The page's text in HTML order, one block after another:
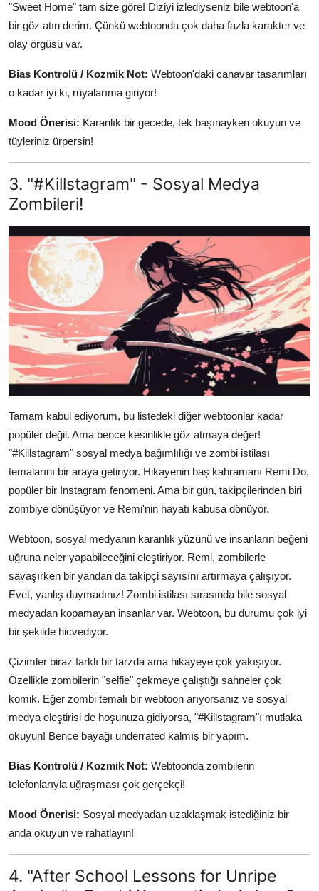
"Sweet Home" tam size göre! Diziyi izlediyseniz bile webtoon'a
bir göz atın derim. Çünkü webtoonda çok daha fazla karakter ve
olay örgüsü var.
Bias Kontrolü / Kozmik Not: Webtoon'daki canavar tasarımları
o kadar iyi ki, rüyalarıma giriyor!
Mood Önerisi: Karanlık bir gecede, tek başınayken okuyun ve
tüyleriniz ürpersin!
3. "#Killstagram" - Sosyal Medya
Zombileri!
Tamam kabul ediyorum, bu listedeki diğer webtoonlar kadar
popüler değil. Ama bence kesinlikle göz atmaya değer!
"#Killstagram" sosyal medya bağımlılığı ve zombi istilası
temalarını bir araya getiriyor. Hikayenin baş kahramanı Remi Do,
popüler bir Instagram fenomeni. Ama bir gün, takipçilerinden biri
zombiye dönüşüyor ve Remi'nin hayatı kabusa dönüyor.
Webtoon, sosyal medyanın karanlık yüzünü ve insanların beğeni
uğruna neler yapabileceğini eleştiriyor. Remi, zombilerle
savaşırken bir yandan da takipçi sayısını artırmaya çalışıyor.
Evet, yanlış duymadınız! Zombi istilası sırasında bile sosyal
medyadan kopamayan insanlar var. Webtoon, bu durumu çok iyi
bir şekilde hicvediyor.
Çizimler biraz farklı bir tarzda ama hikayeye çok yakışıyor.
Özellikle zombilerin "selfie" çekmeye çalıştığı sahneler çok
komik. Eğer zombi temalı bir webtoon arıyorsanız ve sosyal
medya eleştirisi de hoşunuza gidiyorsa, "#Killstagram"ı mutlaka
okuyun! Bence bayağı underrated kalmış bir yapım.
Bias Kontrolü / Kozmik Not: Webtoonda zombilerin
telefonlarıyla uğraşması çok gerçekçi!
Mood Önerisi: Sosyal medyadan uzaklaşmak istediğiniz bir
anda okuyun ve rahatlayın!
4. "After School Lessons for Unripe